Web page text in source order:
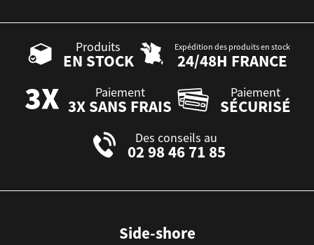
Produits
EN STOCK
Expédition des produits en stock
24/48H FRANCE
Paiement
3X SANS FRAIS
Paiement
SÉCURISÉ
Des conseils au
02 98 46 71 85
Side-shore